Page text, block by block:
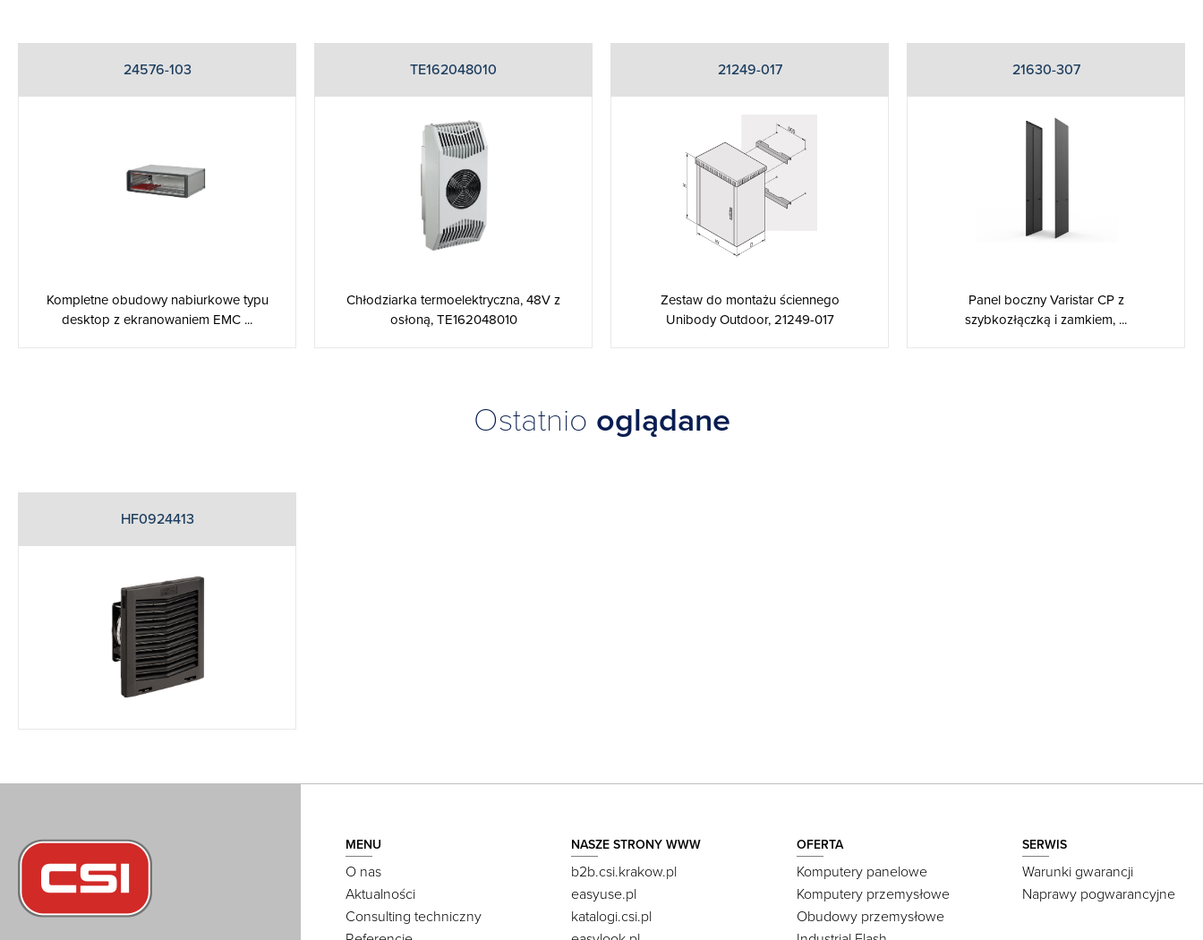
24576-103
Kompletne obudowy nabiurkowe typu
desktop z ekranowaniem EMC ...
TE162048010
Chłodziarka termoelektryczna, 48V z
osłoną, TE162048010
21249-017
Zestaw do montażu ściennego
Unibody Outdoor, 21249-017
21630-307
Panel boczny Varistar CP z
szybkozłączką i zamkiem, ...
Ostatnio oglądane
HF0924413
MENU
O nas
Aktualności
Consulting techniczny
NASZE STRONY WWW
b2b.csi.krakow.pl
easyuse.pl
katalogi.csi.pl
OFERTA
Komputery panelowe
Komputery przemysłowe
Obudowy przemysłowe
SERWIS
Warunki gwarancji
Naprawy pogwarancyjne